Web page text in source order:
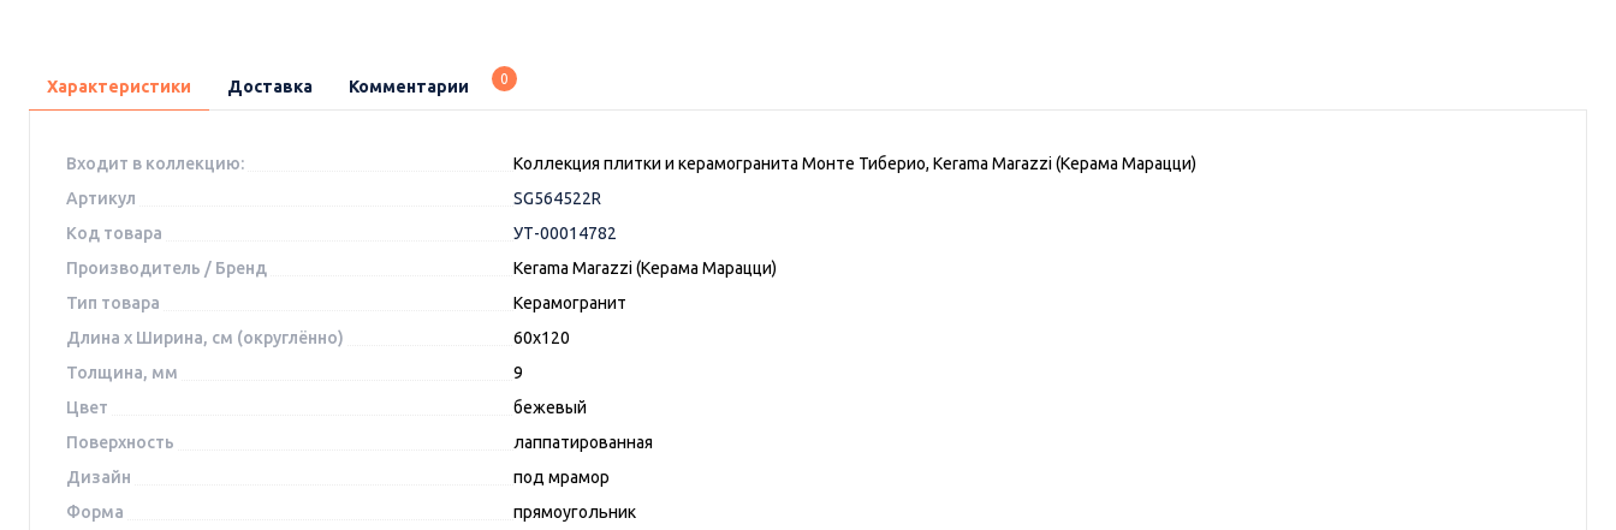
Характеристики Доставка Комментарии 0
Входит в коллекцию:
Коллекция плитки и керамогранита Монте Тиберио, Kerama Marazzi (Керама Марацци)
Артикул
SG564522R
Код товара
УТ-00014782
Производитель / Бренд
Kerama Marazzi (Керама Марацци)
Тип товара
Керамогранит
Длина x Ширина, см (округлённо)
60x120
Толщина, мм
9
Цвет
бежевый
Поверхность
лаппатированная
Дизайн
под мрамор
Форма
прямоугольник